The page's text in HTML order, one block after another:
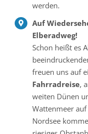
werden.
Auf
Elberadweg!
Schon heißt es
freuen uns auf
Fahrradreise,
weiten Dünen
Wattenmeer
Nordsee